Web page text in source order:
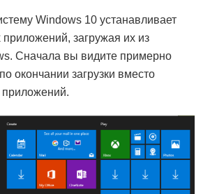
Windows 10 устанавливает
приложений, загружая их из
Сначала вы видите примерно
окончании загрузки вместо
приложений.